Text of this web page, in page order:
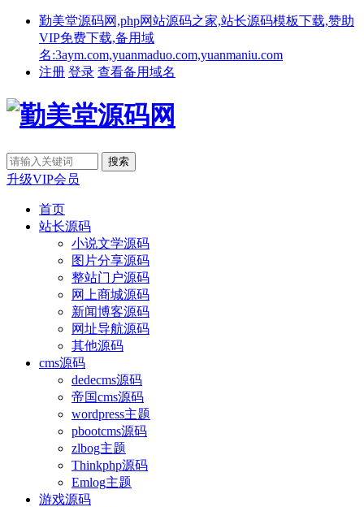
勤美堂源码网,php网站源码之家,站长源码模板下载,赞助
VIP免费下载,备用域
名:3aym.com,yuanmaduo.com,yuanmaniu.com
注册 登录 查看备用域名
升级VIP会员
首页
站长源码
小说文学源码
图片分享源码
整站门户源码
网上商城源码
新闻博客源码
网址导航源码
其他源码
cms源码
dedecms源码
帝国cms源码
wordpress主题
pbootcms源码
zlbog主题
Thinkphp源码
Emlog主题
游戏源码